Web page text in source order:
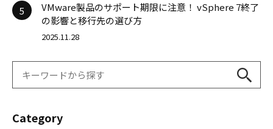
5
VMware製品のサポート期限に注意！ vSphere 7終了
の影響と移行先の選び方
2025.11.28
Category